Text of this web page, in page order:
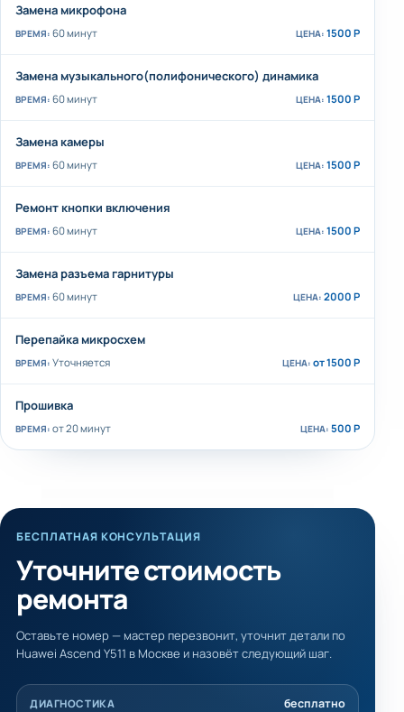
Замена микрофона
60 минут 1500 Р
Замена музыкального(полифонического) динамика
60 минут 1500 Р
Замена камеры
60 минут 1500 Р
Ремонт кнопки включения
60 минут 1500 Р
Замена разъема гарнитуры
60 минут 2000 Р
Перепайка микросхем
Уточняется от 1500 Р
Прошивка
от 20 минут 500 Р
БЕСПЛАТНАЯ КОНСУЛЬТАЦИЯ
Уточните стоимость
ремонта
Оставьте номер — мастер перезвонит, уточнит детали по
Huawei Ascend Y511 в Москве и назовёт следующий шаг.
ДИАГНОСТИКА бесплатно